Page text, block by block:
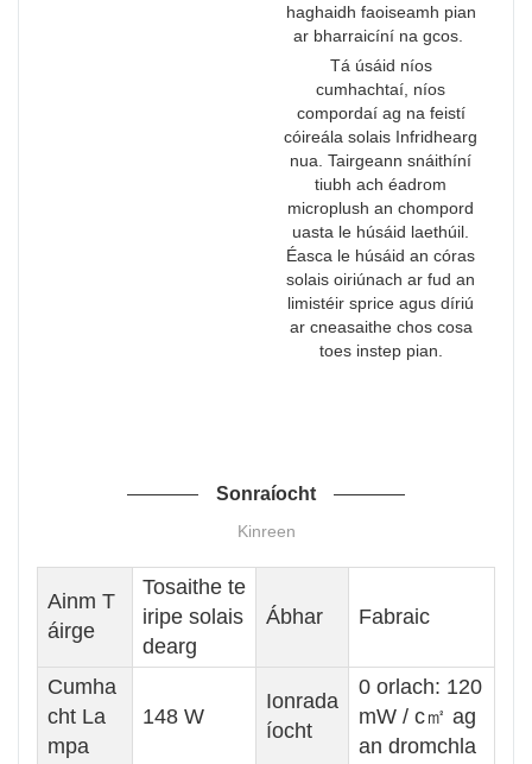
haghaidh faoiseamh pian
ar bharraicíní na gcos.
Tá úsáid níos
cumhachtaí, níos
compordaí ag na feistí
cóireála solais Infridhearg
nua. Tairgeann snáithíní
tiubh ach éadrom
microplush an chompord
uasta le húsáid laethúil.
Éasca le húsáid an córas
solais oiriúnach ar fud an
limistéir sprice agus díriú
ar cneasaithe chos cosa
toes instep pian.
Sonraíocht
Kinreen
Ainm T
áirge
Tosaithe te
iripe solais
dearg
Ábhar Fabraic
Cumha
cht La
mpa
148 W
Ionrada
íocht
0 orlach: 120
mW / c㎡ ag
an dromchla